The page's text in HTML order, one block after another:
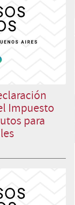
Impuesto
para